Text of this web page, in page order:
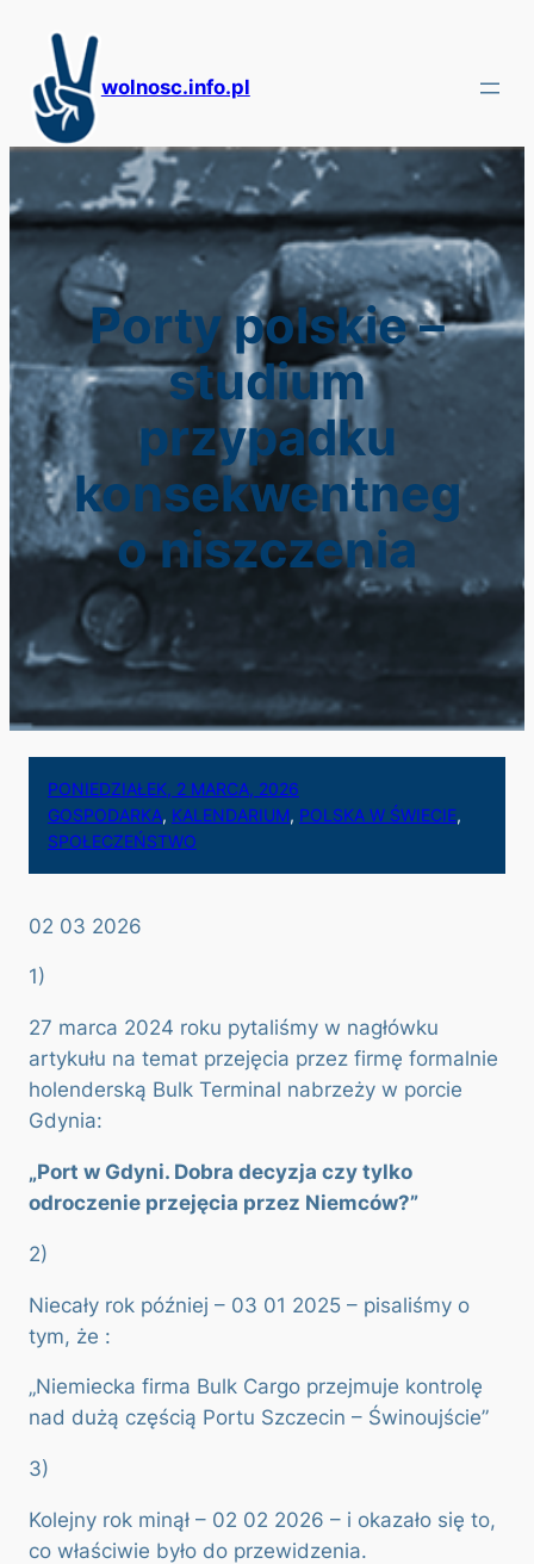
treści
wolnosc.info.pl
Porty polskie –
studium
przypadku
konsekwentneg
o niszczenia
PONIEDZIAŁEK, 2 MARCA, 2026
GOSPODARKA, KALENDARIUM, POLSKA W ŚWIECIE
SPOŁECZEŃSTWO
02 03 2026
1)
27 marca 2024 roku pytaliśmy w nagłówku
artykułu na temat przejęcia przez firmę formalnie
holenderską Bulk Terminal nabrzeży w porcie
Gdynia:
„Port w Gdyni. Dobra decyzja czy tylko
odroczenie przejęcia przez Niemców?”
2)
Niecały rok później – 03 01 2025 – pisaliśmy o
tym, że :
„Niemiecka firma Bulk Cargo przejmuje kontrolę
nad dużą częścią Portu Szczecin – Świnoujście”
3)
Kolejny rok minął – 02 02 2026 – i okazało się to,
co właściwie było do przewidzenia.